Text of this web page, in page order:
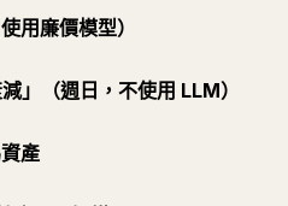
用廉價模型）
（週日，不使用 LLM）
產